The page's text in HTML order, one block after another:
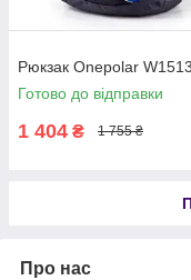
Рюкзак Onepolar
Готово до відправки
1 404 ₴ 1 755 ₴
Про нас